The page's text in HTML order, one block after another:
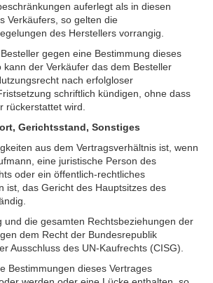
auferlegt als in diesen
Verkäufers, so gelten die
des Herstellers vorrangig.
gegen eine Bestimmung dieses
kann der Verkäufer das dem Besteller
nach erfolgloser
schriftlich kündigen, ohne dass
rückerstattet wird.
Gerichtsstand, Sonstiges
aus dem Vertragsverhältnis ist, wenn
eine juristische Person des
oder ein öffentlich-rechtliches
ist, das Gericht des Hauptsitzes des
und die gesamten Rechtsbeziehungen der
dem Recht der Bundesrepublik
Ausschluss des UN-Kaufrechts (CISG).
Bestimmungen dieses Vertrages